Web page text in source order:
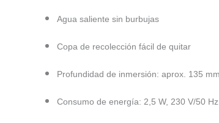
Agua saliente sin burbujas
Copa de recolección fácil de quitar
Profundidad de inmersión: aprox. 135
Consumo de energía: 2,5 W, 230 V/50